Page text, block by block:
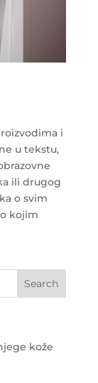
i
u tekstu,
ili drugog
o svim
kojim
kože